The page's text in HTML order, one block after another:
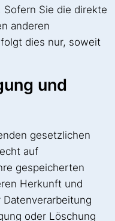
Sofern Sie die direkte
anderen
dies nur, soweit
und
gesetzlichen
auf
gespeicherten
Herkunft und
oder Löschung